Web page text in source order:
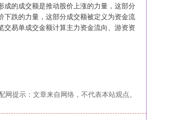
的成交额是推动股价上涨的力量，这部分
跌的力量，这部分成交额被定义为资金流
易单成交金额计算主力资金流向、游资资
网提示：文章来自网络，不代表本站观点。